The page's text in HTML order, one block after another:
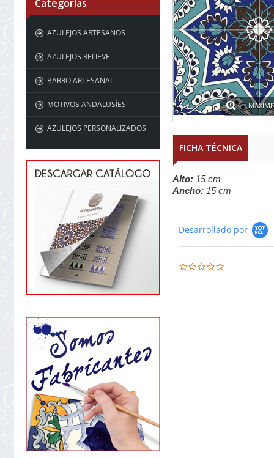
Categorías
AZULEJOS ARTESANOS
AZULEJOS RELIEVE
BARRO ARTESANAL
MOTIVOS ANDALUSÍES
AZULEJOS PERSONALIZADOS
FICHA TÉCNICA
Alto: 15 cm
Ancho: 15 cm
Desarrollado por